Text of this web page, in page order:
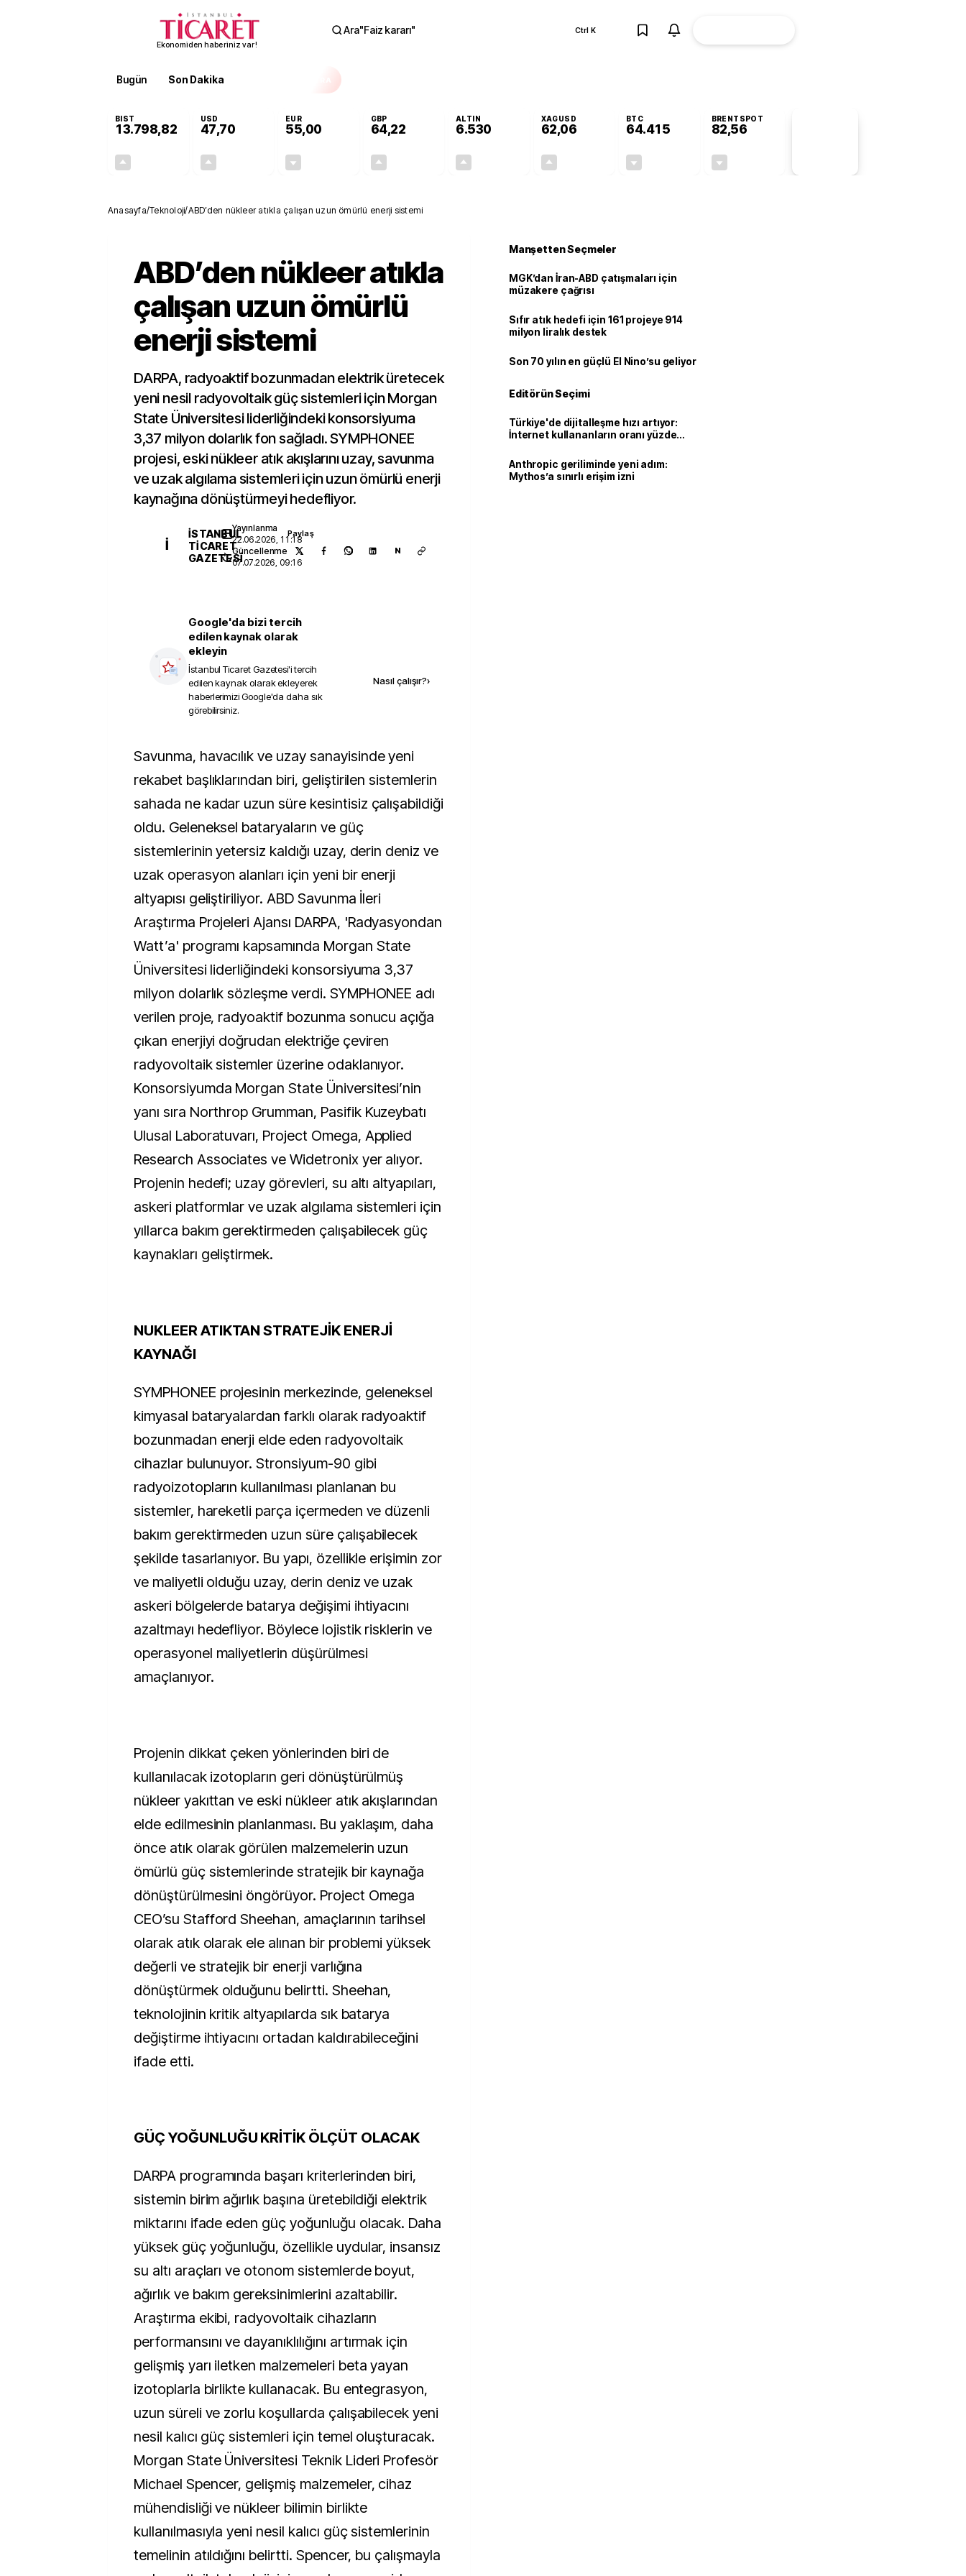
Ekonomiden haberiniz var!
Ara"Faiz kararı" Ctrl K
Bugün Son Dakika
BIST
13.798,82
USD
47,70
EUR
55,00
GBP
64,22
ALTIN
6.530
XAGUSD
62,06
BTC
64.415
BRENTSPOT
82,56
Anasayfa/Teknoloji/ABD’den nükleer atıkla çalışan uzun ömürlü enerji sistemi
ABD’den nükleer atıkla
çalışan uzun ömürlü
enerji sistemi
DARPA, radyoaktif bozunmadan elektrik üretecek
yeni nesil radyovoltaik güç sistemleri için Morgan
State Üniversitesi liderliğindeki konsorsiyuma
3,37 milyon dolarlık fon sağladı. SYMPHONEE
projesi, eski nükleer atık akışlarını uzay, savunma
ve uzak algılama sistemleri için uzun ömürlü enerji
kaynağına dönüştürmeyi hedefliyor.
İ
İSTANBUL
TICARET
GAZETESI
Yayınlanma
22.06.2026, 11:18
Güncellenme
07.07.2026, 09:16
Paylaş
N
Google'da bizi tercih
edilen kaynak olarak
ekleyin
İstanbul Ticaret Gazetesi'i tercih
edilen kaynak olarak ekleyerek
haberlerimizi Google'da daha sık
görebilirsiniz.
Nasıl çalışır?›
Savunma, havacılık ve uzay sanayisinde yeni
rekabet başlıklarından biri, geliştirilen sistemlerin
sahada ne kadar uzun süre kesintisiz çalışabildiği
oldu. Geleneksel bataryaların ve güç
sistemlerinin yetersiz kaldığı uzay, derin deniz ve
uzak operasyon alanları için yeni bir enerji
altyapısı geliştiriliyor. ABD Savunma İleri
Araştırma Projeleri Ajansı DARPA, 'Radyasyondan
Watt’a' programı kapsamında Morgan State
Üniversitesi liderliğindeki konsorsiyuma 3,37
milyon dolarlık sözleşme verdi. SYMPHONEE adı
verilen proje, radyoaktif bozunma sonucu açığa
çıkan enerjiyi doğrudan elektriğe çeviren
radyovoltaik sistemler üzerine odaklanıyor.
Konsorsiyumda Morgan State Üniversitesi’nin
yanı sıra Northrop Grumman, Pasifik Kuzeybatı
Ulusal Laboratuvarı, Project Omega, Applied
Research Associates ve Widetronix yer alıyor.
Projenin hedefi; uzay görevleri, su altı altyapıları,
askeri platformlar ve uzak algılama sistemleri için
yıllarca bakım gerektirmeden çalışabilecek güç
kaynakları geliştirmek.
NUKLEER ATIKTAN STRATEJİK ENERJİ
KAYNAĞI
SYMPHONEE projesinin merkezinde, geleneksel
kimyasal bataryalardan farklı olarak radyoaktif
bozunmadan enerji elde eden radyovoltaik
cihazlar bulunuyor. Stronsiyum-90 gibi
radyoizotopların kullanılması planlanan bu
sistemler, hareketli parça içermeden ve düzenli
bakım gerektirmeden uzun süre çalışabilecek
şekilde tasarlanıyor. Bu yapı, özellikle erişimin zor
ve maliyetli olduğu uzay, derin deniz ve uzak
askeri bölgelerde batarya değişimi ihtiyacını
azaltmayı hedefliyor. Böylece lojistik risklerin ve
operasyonel maliyetlerin düşürülmesi
amaçlanıyor.
Projenin dikkat çeken yönlerinden biri de
kullanılacak izotopların geri dönüştürülmüş
nükleer yakıttan ve eski nükleer atık akışlarından
elde edilmesinin planlanması. Bu yaklaşım, daha
önce atık olarak görülen malzemelerin uzun
ömürlü güç sistemlerinde stratejik bir kaynağa
dönüştürülmesini öngörüyor. Project Omega
CEO’su Stafford Sheehan, amaçlarının tarihsel
olarak atık olarak ele alınan bir problemi yüksek
değerli ve stratejik bir enerji varlığına
dönüştürmek olduğunu belirtti. Sheehan,
teknolojinin kritik altyapılarda sık batarya
değiştirme ihtiyacını ortadan kaldırabileceğini
ifade etti.
GÜÇ YOĞUNLUĞU KRİTİK ÖLÇÜT OLACAK
DARPA programında başarı kriterlerinden biri,
sistemin birim ağırlık başına üretebildiği elektrik
miktarını ifade eden güç yoğunluğu olacak. Daha
yüksek güç yoğunluğu, özellikle uydular, insansız
su altı araçları ve otonom sistemlerde boyut,
ağırlık ve bakım gereksinimlerini azaltabilir.
Araştırma ekibi, radyovoltaik cihazların
performansını ve dayanıklılığını artırmak için
gelişmiş yarı iletken malzemeleri beta yayan
izotoplarla birlikte kullanacak. Bu entegrasyon,
uzun süreli ve zorlu koşullarda çalışabilecek yeni
nesil kalıcı güç sistemleri için temel oluşturacak.
Morgan State Üniversitesi Teknik Lideri Profesör
Michael Spencer, gelişmiş malzemeler, cihaz
mühendisliği ve nükleer bilimin birlikte
kullanılmasıyla yeni nesil kalıcı güç sistemlerinin
temelinin atıldığını belirtti. Spencer, bu çalışmayla
Manşetten Seçmeler
MGK’dan İran-ABD çatışmaları için
müzakere çağrısı
Sıfır atık hedefi için 161 projeye 914
milyon liralık destek
Son 70 yılın en güçlü El Nino’su geliyor
Editörün Seçimi
Türkiye'de dijitalleşme hızı artıyor:
İnternet kullananların oranı yüzde
Anthropic geriliminde yeni adım:
Mythos’a sınırlı erişim izni